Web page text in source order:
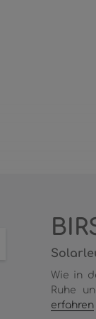
Wie in
Ruhe
erfahren